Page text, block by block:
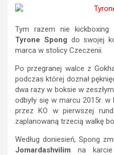
Tym razem nie
Tyrone Spong do swojej
marca w stolicy Czeczenii.
Po przegranej walce z
podczas której doznał
dwa razy w boksie w
odbyły się w marcu 2015r.
przez KO w pierwszej
zaplanowaną trzecią walkę
Według doniesień, Spong
Jomardashvilim na karcie